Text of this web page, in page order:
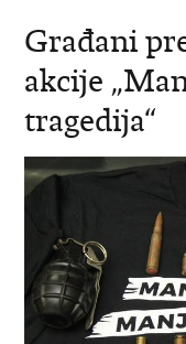
Građani
akcije
tragedija“